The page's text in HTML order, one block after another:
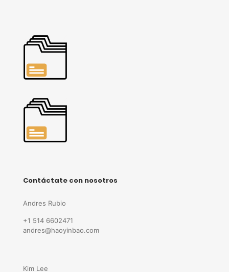
Contáctate con nosotros
Andres Rubio
+1 514 6602471
andres@haoyinbao.com
Kim Lee